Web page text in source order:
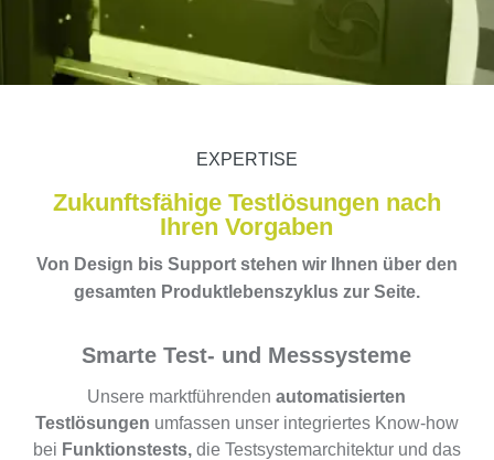
EXPERTISE
Zukunftsfähige Testlösungen nach
Ihren Vorgaben
Von Design bis Support stehen wir Ihnen über den
gesamten Produktlebenszyklus zur Seite.
Smarte Test- und Messsysteme
Unsere marktführendenautomatisierten
Testlösungen umfassen unser integriertes Know-how
bei Funktionstests,die Testsystemarchitektur und das